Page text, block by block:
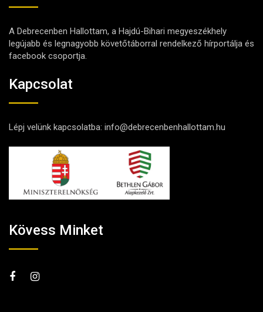
A Debrecenben Hallottam, a Hajdú-Bihari megyeszékhely
legújabb és legnagyobb követőtáborral rendelkező hírportálja és
facebook csoportja.
Kapcsolat
Lépj velünk kapcsolatba: info@debrecenbenhallottam.hu
Kövess Minket